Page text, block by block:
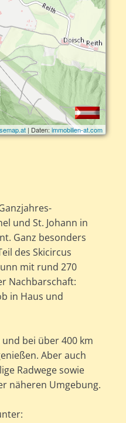
| Daten: immobilien-at.com
und St. Johann in
Ganz besonders
des Skicircus
mit rund 270
Nachbarschaft:
in Haus und
bei über 400 km
Aber auch
Radwege sowie
näheren Umgebung.